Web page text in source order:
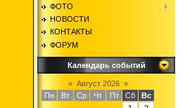
ФОТО
НОВОСТИ
КОНТАКТЫ
ФОРУМ
Календарь событий
« Август 2026 »
Пн
Вт Ср Чт Пт Сб
Вс